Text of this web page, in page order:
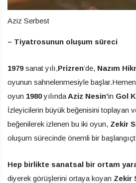
Aziz Serbest
– Tiyatrosunun oluşum süreci
1979sanat yılı,Prizren’de, Nazım
oyunun sahnelenmesiyle
oyun 1980yılında Aziz Nesin’in Gol
İzleyicilerin büyük beğenisini toplayan
beğenilerek izlenen bu iki oyun, Zekir
oluşum sürecinde önemli bir
Hep birlikte sanatsal bir ortam
diyerek görüşlerini ortaya koyan Zekir